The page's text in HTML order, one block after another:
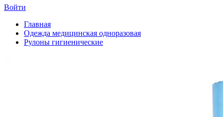
Войти
Главная
Одежда медицинская одноразовая
Рулоны гигиенические